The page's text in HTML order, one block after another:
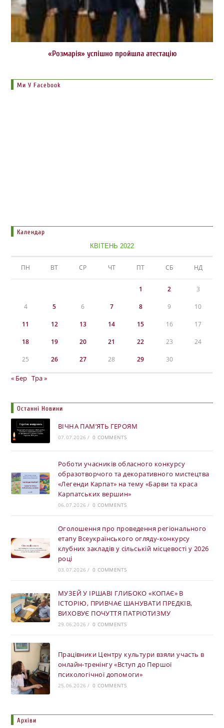
«Розмарія» успішно пройшла атестацію
Ми У Facebook
Календар
КВІТЕНЬ 2022
ПН ВТ СР ЧТ ПТ СБ НД
1 2 3
4 5 6 7 8 9 10
11 12 13 14 15 16 17
18 19 20 21 22 23 24
25 26 27 28 29 30
« Бер Тра »
Останні Новини
ВІЧНА ПАМ’ЯТЬ ГЕРОЯМ
07.07.2026 / 0 COMMENTS
Роботи учасників обласного конкурсу
образотворчого та декоративного мистецтва
«Легенди Карпат» на тему «Барви та краса
Карпатських вершин»
06.07.2026 / 0 COMMENTS
Оголошення про проведення регіонального
етапу Всеукраїнського огляду-конкурсу
клубних закладів у сільській місцевості у 2026
році
03.07.2026 / 0 COMMENTS
МУЗЕЙ У ІРШАВІ ГЛИБОКО «КОПАЄ» В
ІСТОРІЮ, ПРИВЧАЄ ШАНУВАТИ ПРЕДКІВ,
ВИХОВУЄ ПОЧУТТЯ ПАТРІОТИЗМУ
29.06.2026 / 0 COMMENTS
Працівники Центру культури взяли участь в
онлайн-тренінгу «Вступ до Першої
психологічної допомоги»
25.06.2026 / 0 COMMENTS
Архіви